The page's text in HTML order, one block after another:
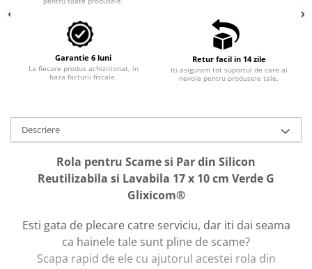
Suport si Docking Auto
Incarcatoare Auto
Folii Auto & Tunning
Scule Auto
Lichidare STOCURI
Garantie 6 luni
La fiecare produs achizitionat, in
baza facturii fiscale.
Retur facil in 14 zile
Iti asiguram tot suportul de care ai
nevoie pentru produsele tale.
Descriere
Rola pentru Scame si Par din Silicon
Reutilizabila si Lavabila 17 x 10 cm Verde G
Glixicom®
Esti gata de plecare catre serviciu, dar iti dai seama
ca hainele tale sunt pline de scame?
Scapa rapid de ele cu ajutorul acestei rola din